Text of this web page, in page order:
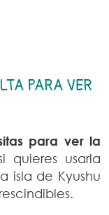
PARA VER
para ver la
quieres usarla
isla de Kyushu